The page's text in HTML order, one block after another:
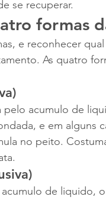
se recuperar.
formas
e reconhecer
As quatro
pelo acumulo de
e em alguns
no peito.
de liquido,